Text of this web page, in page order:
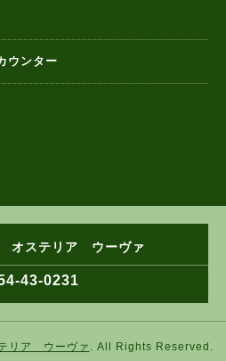
ウンター
オステリア ウーヴァ
43-0231
リア ウーヴァ . All Rights Reserved.